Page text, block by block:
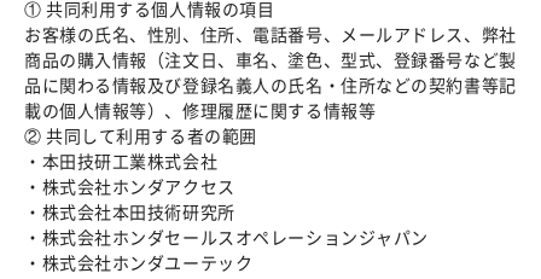
① 共同利用する個人情報の項目
お客様の氏名、性別、住所、電話番号、メールアドレス、弊社
商品の購入情報（注文日、車名、塗色、型式、登録番号など製
品に関わる情報及び登録名義人の氏名・住所などの契約書等記
載の個人情報等）、修理履歴に関する情報等
② 共同して利用する者の範囲
・本田技研工業株式会社
・株式会社ホンダアクセス
・株式会社本田技術研究所
・株式会社ホンダセールスオペレーションジャパン
・株式会社ホンダユーテック